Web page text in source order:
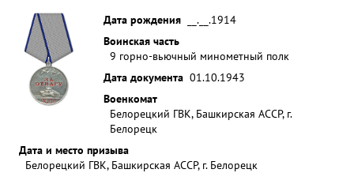
Дата рождения
__.__.1914
Воинская часть
9 горно-вьючный минометный полк
Дата документа 01.10.1943
Военкомат
Белорецкий ГВК, Башкирская АССР, г.
Белорецк
Дата и место призыва
Белорецкий ГВК, Башкирская АССР, г. Белорецк